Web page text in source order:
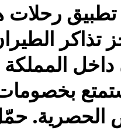
تطبيق
داخل
الحصرية.